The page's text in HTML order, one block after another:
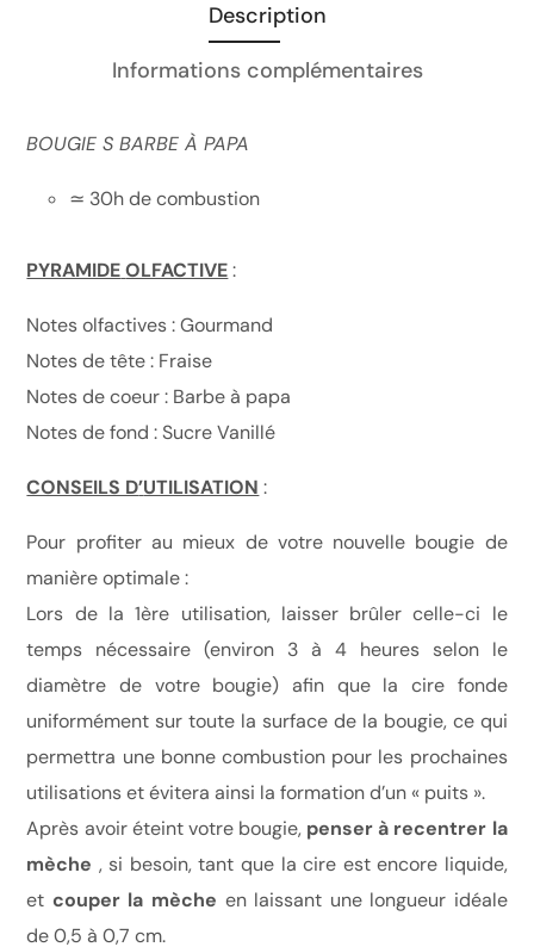
Description
Informations complémentaires
BOUGIE S BARBE À PAPA
≃ 30h de combustion
PYRAMIDE OLFACTIVE:
Notes olfactives : Gourmand
Notes de tête : Fraise
Notes de coeur : Barbe à papa
Notes de fond : Sucre Vanillé
CONSEILS D’UTILISATION :
Pour profiter au mieux de votre nouvelle bougie de
manière optimale :
Lors de la 1ère utilisation, laisser brûler celle-ci le
temps nécessaire (environ 3 à 4 heures selon le
diamètre de votre bougie) afin que la cire fonde
uniformément sur toute la surface de la bougie, ce qui
permettra une bonne combustion pour les prochaines
utilisations et évitera ainsi la formation d’un « puits ».
Après avoir éteint votre bougie, penser à recentrer la
mèche , si besoin, tant que la cire est encore liquide,
et couper la mèche en laissant une longueur idéale
de 0,5 à 0,7 cm.